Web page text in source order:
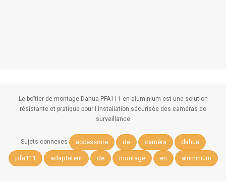
Le boîtier de montage Dahua PFA111 en aluminium est une solution
résistante et pratique pour l'installation sécurisée des caméras de
surveillance
Sujets connexes accessoire de caméra dahua
pfa111 adaptateur de montage en aluminium